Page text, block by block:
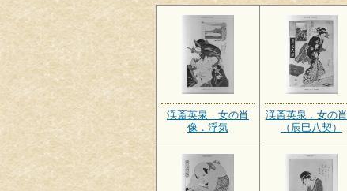
渓斎英泉．女の肖
像．浮気
渓斎英泉．女の
（辰巳八契）